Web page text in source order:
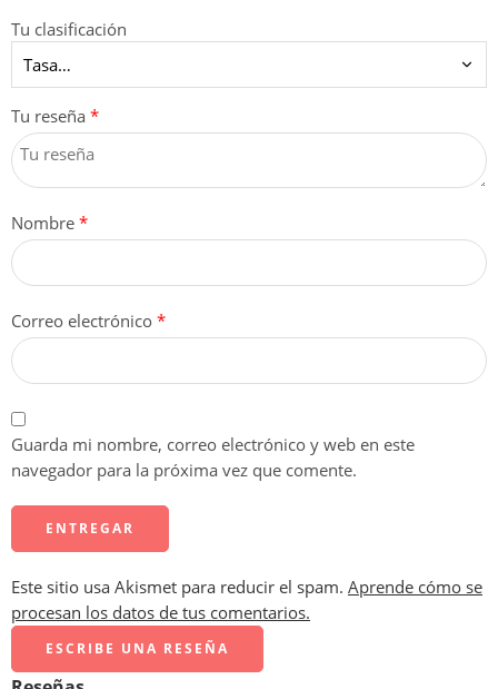
Tu clasificación
Tu reseña *
Nombre *
Correo electrónico *
Guarda mi nombre, correo electrónico y web en este
navegador para la próxima vez que comente.
Este sitio usa Akismet para reducir el spam. Aprende cómo se
procesan los datos de tus comentarios.
ESCRIBE UNA RESEÑA